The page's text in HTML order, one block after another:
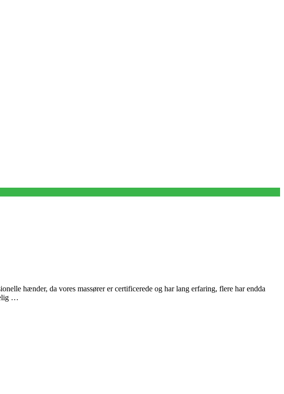
hænder, da vores massører er certificerede og har lang erfaring, flere har endda
…